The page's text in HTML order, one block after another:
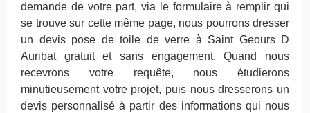
demande de votre part, via le formulaire à remplir qui
se trouve sur cette même page, nous pourrons dresser
un devis pose de toile de verre à Saint Geours D
Auribat gratuit et sans engagement. Quand nous
recevrons votre requête, nous étudierons
minutieusement votre projet, puis nous dresserons un
devis personnalisé à partir des informations qui nous